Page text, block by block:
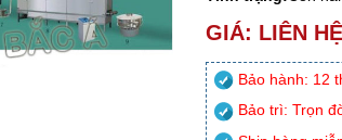
GIÁ: LIÊN HỆ
Bảo hành: 12
Bảo trì: Trọn